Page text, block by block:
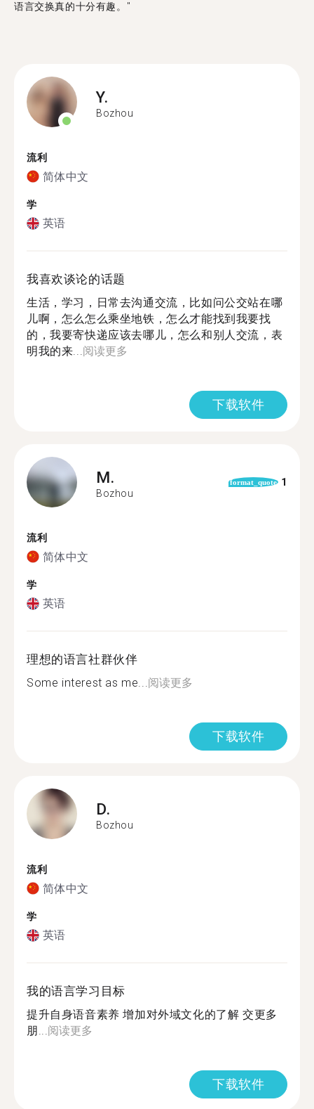
语言交换真的十分有趣。"
Y.
Bozhou
流利
简体中文
学
英语
我喜欢谈论的话题
生活，学习，日常去沟通交流，比如问公交站在哪
儿啊，怎么怎么乘坐地铁，怎么才能找到我要找
的，我要寄快递应该去哪儿，怎么和别人交流，表
明我的来...阅读更多
下载软件
M.
Bozhou
format_quote 1
流利
简体中文
学
英语
理想的语言社群伙伴
Some interest as me...阅读更多
下载软件
D.
Bozhou
流利
简体中文
学
英语
我的语言学习目标
提升自身语音素养 增加对外域文化的了解 交更多
朋...阅读更多
下载软件